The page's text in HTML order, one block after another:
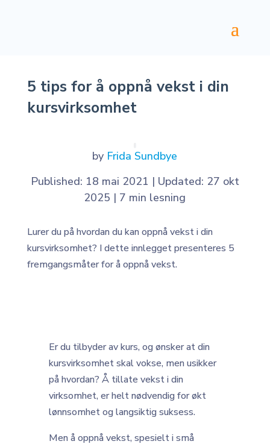
5 tips for å oppnå vekst i din
kursvirksomhet
by Frida Sundbye
Published: 18 mai 2021 | Updated: 27 okt
2025 | 7 min lesning
Lurer du på hvordan du kan oppnå vekst i din
kursvirksomhet? I dette innlegget presenteres 5
fremgangsmåter for å oppnå vekst.
Er du tilbyder av kurs, og ønsker at din
kursvirksomhet skal vokse, men usikker
på hvordan? Å tillate vekst i din
virksomhet, er helt nødvendig for økt
lønnsomhet og langsiktig suksess.
Men å oppnå vekst, spesielt i små